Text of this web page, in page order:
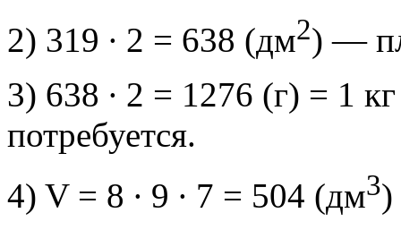
2) 319 ∙ 2 = 638 (дм2) —
3) 638 ∙ 2 = 1276 (г) = 1
потребуется.
4) V = 8 ∙ 9 ∙ 7 = 504 (дм3)